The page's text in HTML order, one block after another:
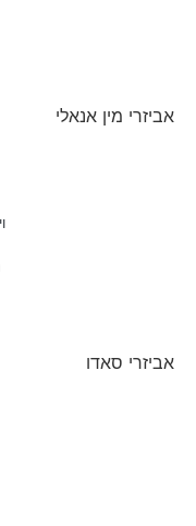
אביזרי מין אנאלי
אביזרי סאדו